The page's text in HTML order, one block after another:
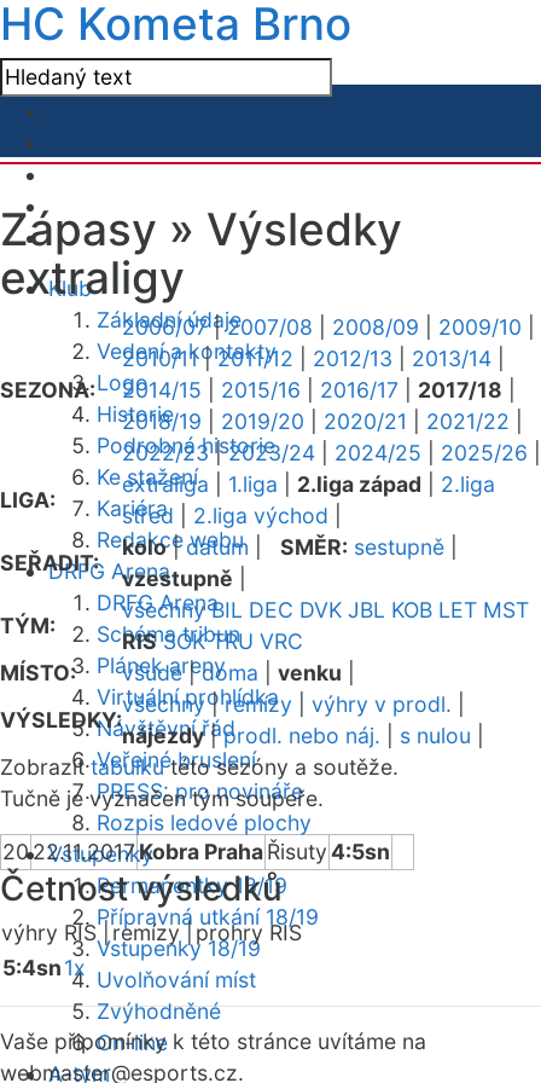
HC Kometa Brno
Klub
Základní údaje
Vedení a kontakty
Logo
Historie
Podrobná historie
Ke stažení
Kariéra
Redakce webu
DRFG Arena
DRFG Arena
Schéma tribun
Plánek areny
Virtuální prohlídka
Návštěvní řád
Veřejné bruslení
PRESS: pro novináře
Rozpis ledové plochy
Vstupenky
Permanentky 18/19
Přípravná utkání 18/19
Vstupenky 18/19
Uvolňování míst
Zvýhodněné
On-line
A-tým
Zápasy » Výsledky
extraligy
SEZONA:
2006/07|2007/08 2008/09 2009/10
2010/11|2011/12 2012/13 2013/14
2014/15
2015/16 2016/17 2017/18
2018/19
2019/20 2020/21 2021/22
2022/23|2023/24 2024/25 2025/26
LIGA:
extraliga 1.liga 2.liga západ
2.liga
střed
2.liga východ
SEŘADIT:
kolo|datum SMĚR: sestupně
vzestupně
TÝM:
všechny BIL DEC DVK JBL KOB LET MST
RIS SOK TRU VRC
MÍSTO:
všude|doma venku
VÝSLEDKY:
všechny|remízy výhry v prodl.
nájezdy|prodl. nebo náj. s nulou
Zobrazittabulkutéto sezóny a soutěže.
Tučně je vyznačen tým soupeře.
2022.11.2017Kobra PrahaŘisuty4:5sn
Četnost výsledků
výhry RIS | remízy |prohry RIS
5:4sn1x
Vaše připomínky k této stránce uvítáme na
webmaster@esports.cz.